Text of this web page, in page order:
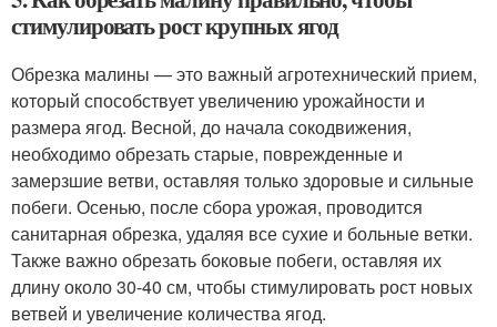
стимулировать рост крупных ягод
Обрезка малины — это важный агротехнический прием,
который способствует увеличению урожайности и
размера ягод. Весной, до начала сокодвижения,
необходимо обрезать старые, поврежденные и
замерзшие ветви, оставляя только здоровые и сильные
побеги. Осенью, после сбора урожая, проводится
санитарная обрезка, удаляя все сухие и больные ветки.
Также важно обрезать боковые побеги, оставляя их
длину около 30-40 см, чтобы стимулировать рост новых
ветвей и увеличение количества ягод.